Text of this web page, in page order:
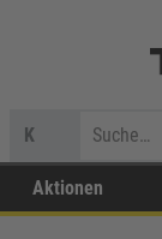
K
Aktionen